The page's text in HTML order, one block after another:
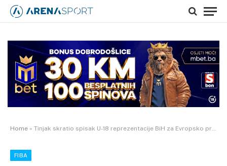
Home » Tinjak skratio spisak U-18 reprezentacije BiH za Evropsko prvenstvo
FIBA